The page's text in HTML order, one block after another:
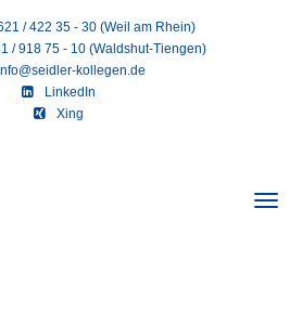
/ 422 35 - 30 (Weil am Rhein)
/ 918 75 - 10 (Waldshut-Tiengen)
kollegen.de
LinkedIn
Xing